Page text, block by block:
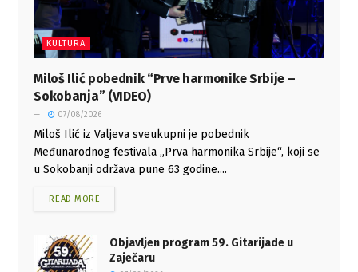
KULTURA
Miloš Ilić pobednik “Prve harmonike Srbije –
Sokobanja” (VIDEO)
07/08/2026
Miloš Ilić iz Valjeva sveukupni je pobednik
Međunarodnog festivala „Prva harmonika Srbije“, koji se
u Sokobanji održava pune 63 godine....
READ MORE
Objavljen program 59. Gitarijade u
Zaječaru